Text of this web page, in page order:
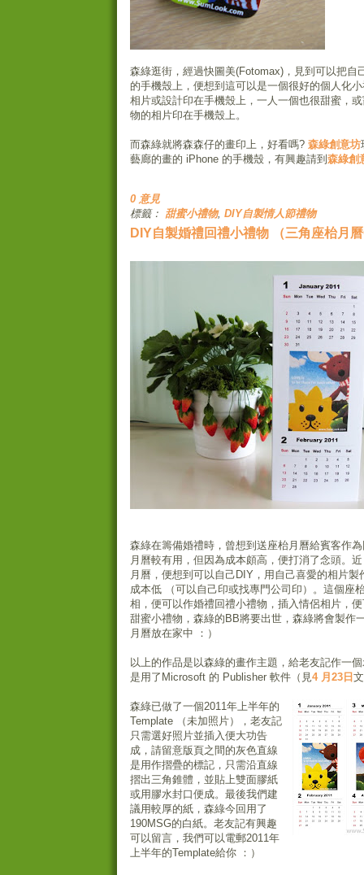
森綠逛街，經過快圖美(Fotomax)，見到可以把自
的手機殼上，便想到這可以是一個很好的個人化
相片或設計印在手機殼上，一人一個也很甜蜜，
物的相片印在手機殼上。
而森綠就將森森仔的畫印上，好看嗎? 森綠創意坊
藝廊的畫的 iPhone 的手機殼，有興趣請到森綠創
0 意見
標籤： 甜蜜小禮物, DIY自製情人節禮物
DIY自製婚禮回禮小禮物 （三角座枱月
森綠在籌備婚禮時，曾想到送座枱月曆給賓客作
月曆較有用，但因為成本頗高，便打消了念頭。
月曆，便想到可以自己DIY，用自己喜愛的相片製
成本低 （可以自己印或找專門公司印）。這個座
相，便可以作婚禮回禮小禮物，插入情侶相片，
甜蜜小禮物，森綠的BB將要出世，森綠將會製作
月曆放在家中 ：）
以上的作品是以森綠的畫作主題，給老友記作一
是用了Microsoft 的 Publisher 軟件（見 4 月23日
森綠已做了一個2011年上半年的
Template （未加照片），老友記
只需選好照片並插入便大功告
成，請留意版頁之間的灰色直線
是用作摺疊的標記，只需沿直線
摺出三角錐體，並貼上雙面膠紙
或用膠水封口便成。最後我們建
議用較厚的紙，森綠今回用了
190MSG的白紙。老友記有興趣
可以留言，我們可以電郵2011年
上半年的Template給你 ：）